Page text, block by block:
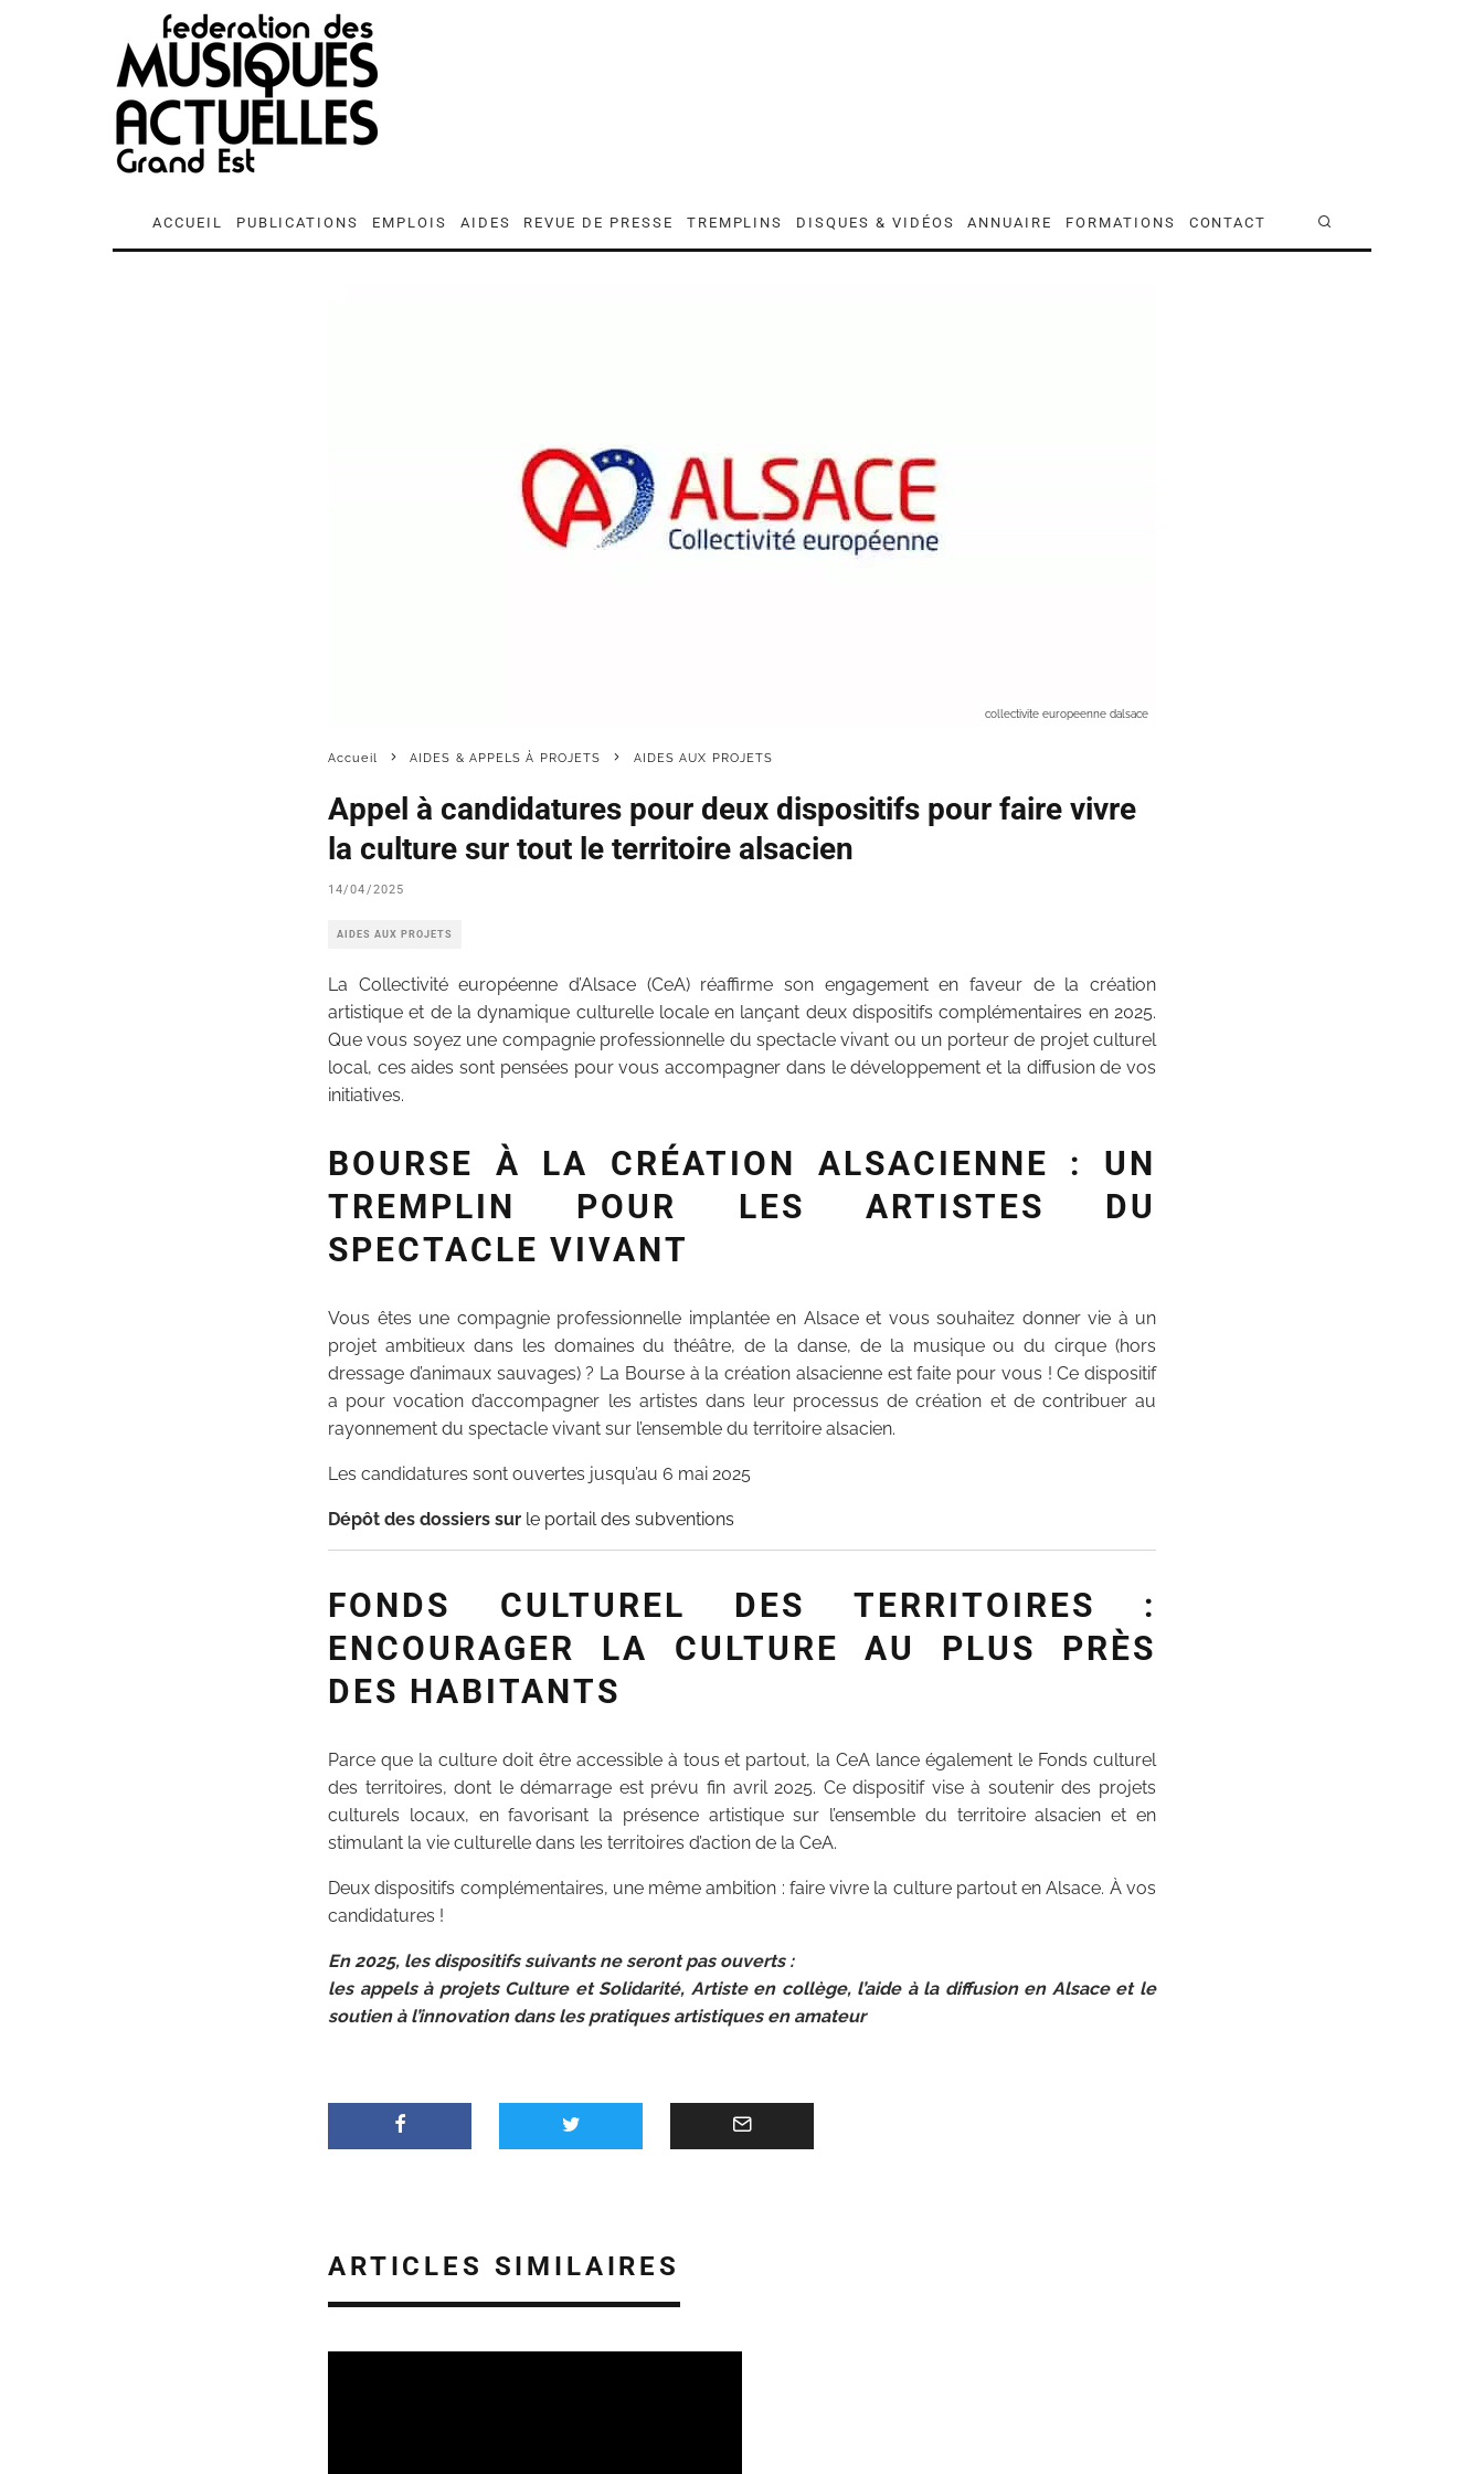
ACCUEIL PUBLICATIONS EMPLOIS AIDES REVUE DE PRESSE TREMPLINS DISQUES & VIDÉOS ANNUAIRE FORMATIONS CONTACT
collectivite europeenne dalsace
Accueil AIDES & APPELS À PROJETS AIDES AUX PROJETS
Appel à candidatures pour deux dispositifs pour faire vivre
la culture sur tout le territoire alsacien
14/04/2025
AIDES AUX PROJETS
La Collectivité européenne d’Alsace (CeA) réaffirme son engagement en faveur de la création
artistique et de la dynamique culturelle locale en lançant deux dispositifs complémentaires en 2025.
Que vous soyez une compagnie professionnelle du spectacle vivant ou un porteur de projet culturel
local, ces aides sont pensées pour vous accompagner dans le développement et la diffusion de vos
initiatives.
BOURSE À LA CRÉATION ALSACIENNE : UN
TREMPLIN POUR LES ARTISTES DU
SPECTACLE VIVANT
Vous êtes une compagnie professionnelle implantée en Alsace et vous souhaitez donner vie à un
projet ambitieux dans les domaines du théâtre, de la danse, de la musique ou du cirque (hors
dressage d’animaux sauvages) ? La Bourse à la création alsacienne est faite pour vous ! Ce dispositif
a pour vocation d’accompagner les artistes dans leur processus de création et de contribuer au
rayonnement du spectacle vivant sur l’ensemble du territoire alsacien.
Les candidatures sont ouvertes jusqu’au 6 mai 2025
Dépôt des dossiers sur le portail des subventions
FONDS CULTUREL DES TERRITOIRES :
ENCOURAGER LA CULTURE AU PLUS PRÈS
DES HABITANTS
Parce que la culture doit être accessible à tous et partout, la CeA lance également le Fonds culturel
des territoires, dont le démarrage est prévu fin avril 2025. Ce dispositif vise à soutenir des projets
culturels locaux, en favorisant la présence artistique sur l’ensemble du territoire alsacien et en
stimulant la vie culturelle dans les territoires d’action de la CeA.
Deux dispositifs complémentaires, une même ambition : faire vivre la culture partout en Alsace. À vos
candidatures !
En 2025, les dispositifs suivants ne seront pas ouverts :
les appels à projets Culture et Solidarité, Artiste en collège, l’aide à la diffusion en Alsace et le
soutien à l’innovation dans les pratiques artistiques en amateur
ARTICLES SIMILAIRES